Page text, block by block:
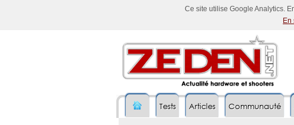
Ce site utilise Google Analytics.
En
Tests Articles Communauté